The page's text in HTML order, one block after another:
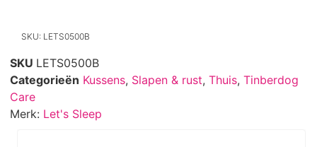
SKU: LETS0500B
SKU LETS0500B
Categorieën Kussens, Slapen & rust, Thuis, Tinberdog
Care
Merk: Let's Sleep